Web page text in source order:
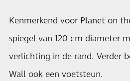
Kenmerkend voor Planet on
spiegel van 120 cm diameter
verlichting in de rand. Verder
Wall ook een voetsteun.